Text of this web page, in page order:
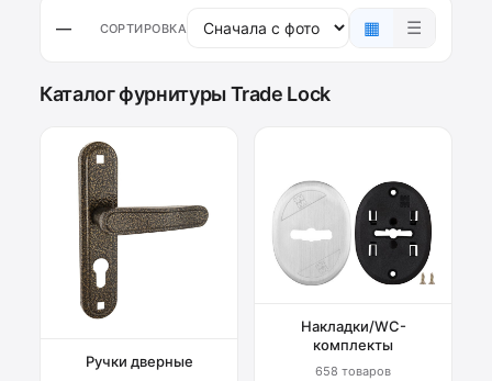
— СОРТИРОВКА ▦ ☰
Каталог фурнитуры Trade Lock
Ручки дверные
Накладки/WC-
комплекты
658 товаров